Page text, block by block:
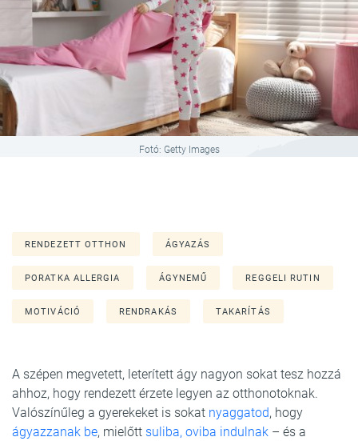
Fotó: Getty Images
RENDEZETT OTTHON ÁGYAZÁS
PORATKA ALLERGIA ÁGYNEMŰ REGGELI RUTIN
MOTIVÁCIÓ RENDRAKÁS TAKARÍTÁS
A szépen megvetett, leterített ágy nagyon sokat tesz hozzá
ahhoz, hogy rendezett érzete legyen az otthonotoknak.
Valószínűleg a gyerekeket is sokat nyaggatod, hogy
ágyazzanak be, mielőtt suliba, oviba indulnak – és a